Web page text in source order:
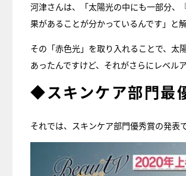
河津さんは、「太陽光の中にも一部分、
果があることが分かっているんです」と解
その「赤色光」を取り入れることで、太
あったんですけど、それがさらにレベル
◆スキンケア部門最
それでは、スキンケア部門優秀賞の発表